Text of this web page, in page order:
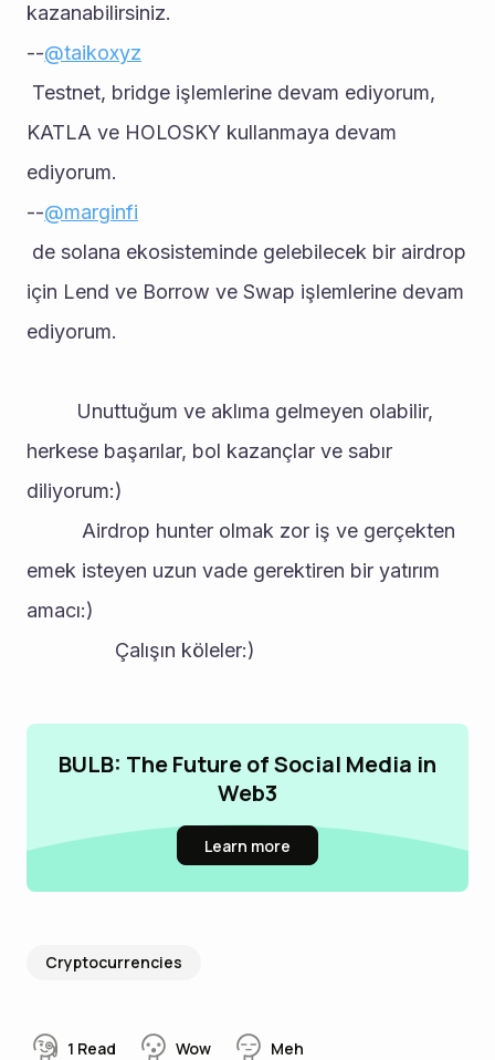
kazanabilirsiniz.
--@taikoxyz
KATLA ve HOLOSKY kullanmaya devam
ediyorum.
--@marginfi
için Lend ve Borrow ve Swap işlemlerine devam
ediyorum.
herkese başarılar, bol kazançlar ve sabır
diliyorum:)
emek isteyen uzun vade gerektiren bir yatırım
amacı:)
                Çalışın köleler:)
BULB: The Future of Social Media in
Web3
Learn more
Cryptocurrencies
1 Read Wow Meh